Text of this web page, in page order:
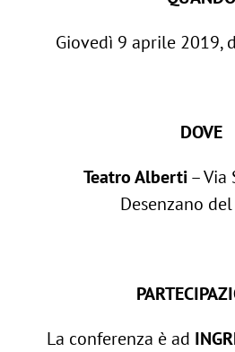
Giovedì 9 aprile 2019,
DOVE
Teatro Alberti– Via
Desenzano
La conferenza è ad